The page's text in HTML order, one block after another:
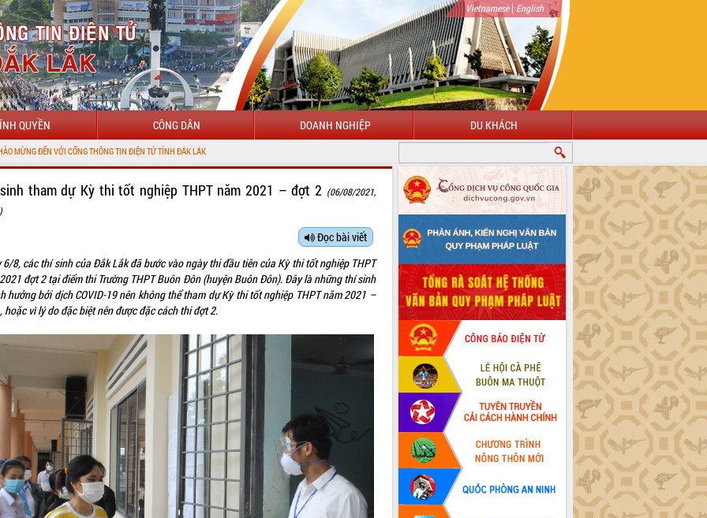
Vietnamese| English
QUYỀN CÔNG DÂN DOANH NGHIỆP DU KHÁCH
CỔNG THÔNG TIN ĐIỆN TỬ TỈNH ĐẮK LẮK
tham dự Kỳ thi tốt nghiệp THPT năm 2021 – đợt 2 (06/08/2021,
Đọc bài viết
6/8, các thí sinh của Đắk Lắk đã bước vào ngày thi đầu tiên của Kỳ thi tốt nghiệp THPT
đợt 2 tại điểm thi Trường THPT Buôn Đôn (huyện Buôn Đôn). Đây là những thí sinh
hưởng bởi dịch COVID-19 nên không thể tham dự Kỳ thi tốt nghiệp THPT năm 2021 –
hoặc vì lý do đặc biệt nên được đặc cách thi đợt 2.